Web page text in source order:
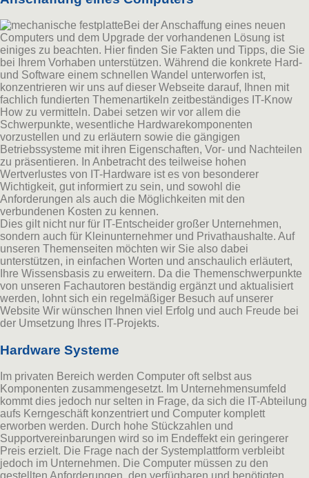
Bei der Anschaffung eines neuen
Computers und dem Upgrade der vorhandenen Lösung ist
einiges zu beachten. Hier finden Sie Fakten und Tipps, die Sie
bei Ihrem Vorhaben unterstützen. Während die konkrete Hard-
und Software einem schnellen Wandel unterworfen ist,
konzentrieren wir uns auf dieser Webseite darauf, Ihnen mit
fachlich fundierten Themenartikeln zeitbeständiges IT-Know
How zu vermitteln. Dabei setzen wir vor allem die
Schwerpunkte, wesentliche Hardwarekomponenten
vorzustellen und zu erläutern sowie die gängigen
Betriebssysteme mit ihren Eigenschaften, Vor- und Nachteilen
zu präsentieren. In Anbetracht des teilweise hohen
Wertverlustes von IT-Hardware ist es von besonderer
Wichtigkeit, gut informiert zu sein, und sowohl die
Anforderungen als auch die Möglichkeiten mit den
verbundenen Kosten zu kennen.
Dies gilt nicht nur für IT-Entscheider großer Unternehmen,
sondern auch für Kleinunternehmer und Privathaushalte. Auf
unseren Themenseiten möchten wir Sie also dabei
unterstützen, in einfachen Worten und anschaulich erläutert,
Ihre Wissensbasis zu erweitern. Da die Themenschwerpunkte
von unseren Fachautoren beständig ergänzt und aktualisiert
werden, lohnt sich ein regelmäßiger Besuch auf unserer
Website Wir wünschen Ihnen viel Erfolg und auch Freude bei
der Umsetzung Ihres IT-Projekts.
Hardware Systeme
Im privaten Bereich werden Computer oft selbst aus
Komponenten zusammengesetzt. Im Unternehmensumfeld
kommt dies jedoch nur selten in Frage, da sich die IT-Abteilung
aufs Kerngeschäft konzentriert und Computer komplett
erworben werden. Durch hohe Stückzahlen und
Supportvereinbarungen wird so im Endeffekt ein geringerer
Preis erzielt. Die Frage nach der Systemplattform verbleibt
jedoch im Unternehmen. Die Computer müssen zu den